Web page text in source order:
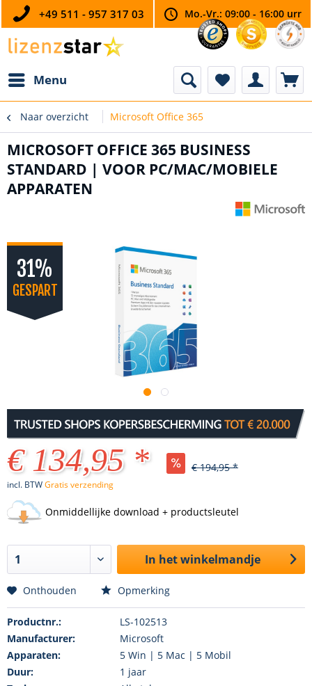
+49 511 - 957 317 03 Mo.-Vr.: 09:00 - 16:00 urr
Menu
Naar overzicht Microsoft Office 365
MICROSOFT OFFICE 365 BUSINESS
STANDARD | VOOR PC/MAC/MOBIELE
APPARATEN
31%
GESPART
€ 134,95 * € 194,95 *
incl. BTWGratis verzending
Onmiddellijke download + productsleutel
In het winkelmandje
Onthouden Opmerking
Productnr.:
LS-102513
Manufacturer:
Microsoft
Apparaten:
5 Win | 5 Mac | 5 Mobil
Duur:
1 jaar